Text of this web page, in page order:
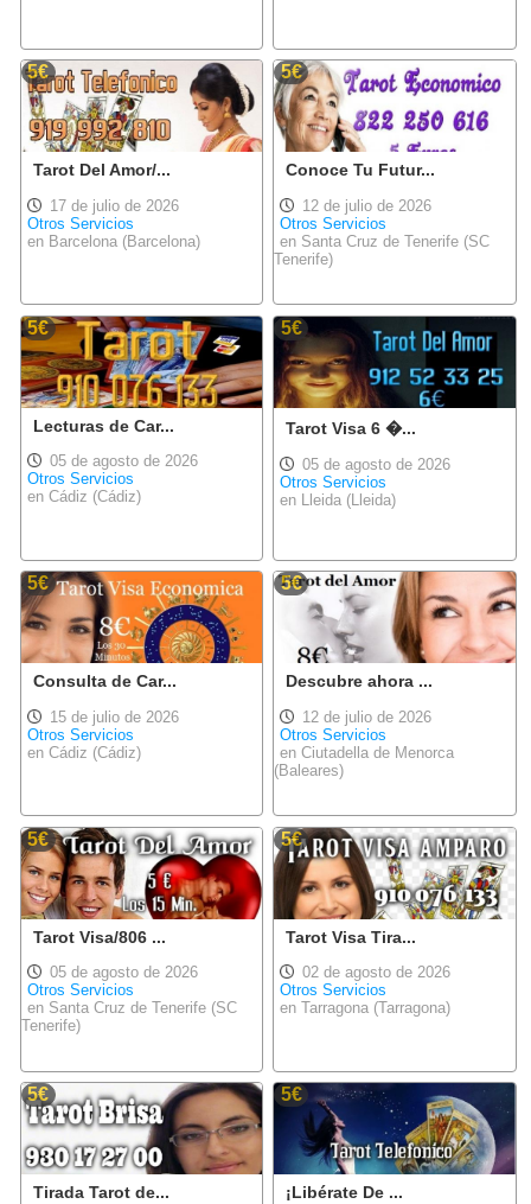
5€
Tarot Del Amor/...
17 de julio de 2026
Otros Servicios
en Barcelona (Barcelona)
5€
Conoce Tu Futur...
12 de julio de 2026
Otros Servicios
en Santa Cruz de Tenerife (SC
Tenerife)
5€
Lecturas de Car...
05 de agosto de 2026
Otros Servicios
en Cádiz (Cádiz)
5€
Tarot Visa 6 �...
05 de agosto de 2026
Otros Servicios
en Lleida (Lleida)
5€
Consulta de Car...
15 de julio de 2026
Otros Servicios
en Cádiz (Cádiz)
5€
Descubre ahora ...
12 de julio de 2026
Otros Servicios
en Ciutadella de Menorca
(Baleares)
5€
Tarot Visa/806 ...
05 de agosto de 2026
Otros Servicios
en Santa Cruz de Tenerife (SC
Tenerife)
5€
Tarot Visa Tira...
02 de agosto de 2026
Otros Servicios
en Tarragona (Tarragona)
5€
Tirada Tarot de...
5€
¡Libérate De ...